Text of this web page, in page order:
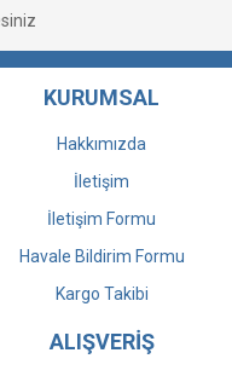
KURUMSAL
Hakkımızda
İletişim
İletişim Formu
Havale Bildirim Formu
Kargo Takibi
ALIŞVERİŞ